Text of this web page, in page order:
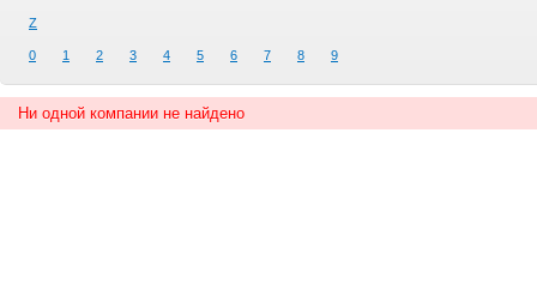
Z
0 1 2 3 4 5 6 7 8 9
Ни одной компании не найдено